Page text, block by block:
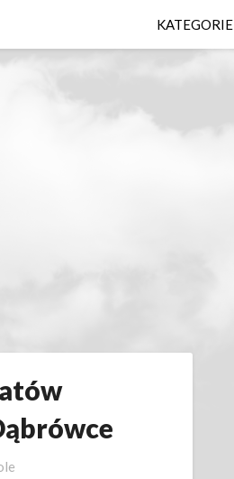
KATEGORIE